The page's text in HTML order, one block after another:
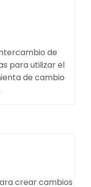
de
para utilizar el
de cambio
crear cambios